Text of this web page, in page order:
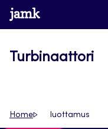
Siirry
suoraan
www.jamk.fi
Turbinaattori
Home luottamus